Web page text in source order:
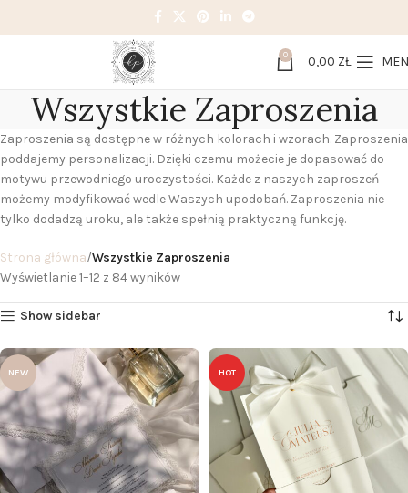
0 0,00 ZŁ
Wszystkie Zaproszenia
Zaproszenia są dostępne w różnych kolorach i wzorach. Zaproszenia
poddajemy personalizacji. Dzięki czemu możecie je dopasować do
motywu przewodniego uroczystości. Każde z naszych zaproszeń
możemy modyfikować wedle Waszych upodobań. Zaproszenia nie
tylko dodadzą uroku, ale także spełnią praktyczną funkcję.
Strona główna Wszystkie Zaproszenia
Wyświetlanie 1–12 z 84 wyników
Show sidebar
NEW HOT